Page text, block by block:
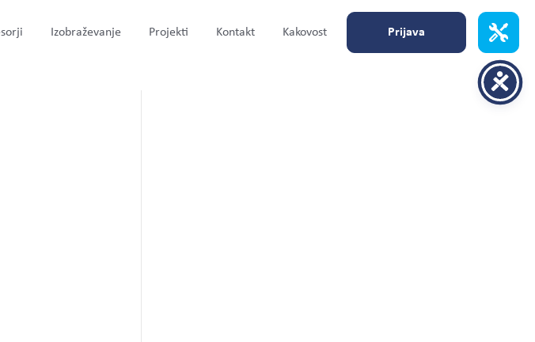
Izobraževanje Projekti Kontakt Kakovost Prijava